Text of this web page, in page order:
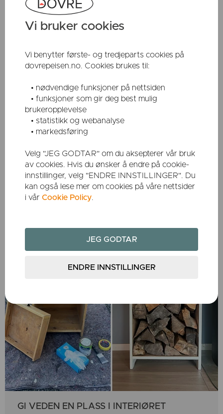
En takk fra Dovre til Dovre
Fyrer du for kråka?
5 viktige ting å tenke på når du kjøper ny ovn
Fyringsråd
Vil du ha en original Dovre vedovn?
Derfor elsker vi ilden
Dovrepeisen brenner for miljøet
Monteringsanvisning for Dovre Phoenix
Livet med peis i drivhus
Nyheter&Trender 2025
Jul med peis paa hytta
Tradisjoner gjennom generasjoner
GI VEDEN EN PLASS I INTERIØRET
Vi bruker cookies
Vi benytter første- og tredjeparts cookies på
dovrepeisen.no. Cookies brukes til:
• nødvendige funksjoner på nettsiden
• funksjoner som gir deg best mulig
brukeropplevelse
• statistikk og webanalyse
• markedsføring
Velg "JEG GODTAR" om du aksepterer vår bruk
av cookies. Hvis du ønsker å endre på cookie-
innstillinger, velg "ENDRE INNSTILLINGER". Du
kan også lese mer om cookies på våre nettsider
i vår Cookie Policy